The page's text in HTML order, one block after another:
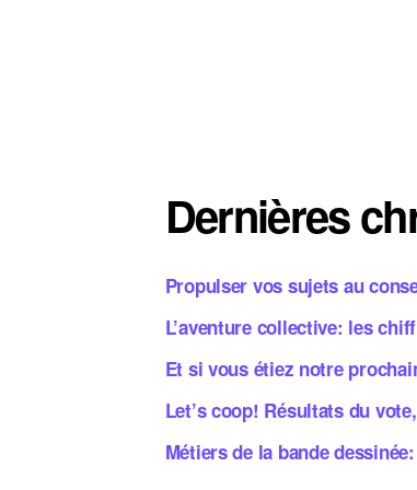
Dernières
Propulser vos sujets au
L’aventure collective: les
Et si vous étiez notre
Let’s coop! Résultats du
Métiers de la bande